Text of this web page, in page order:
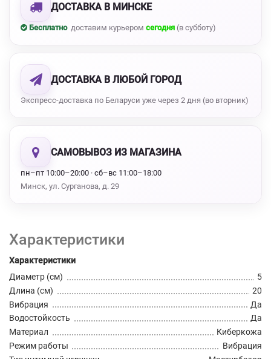
ДОСТАВКА В МИНСКЕ
Бесплатно доставим курьером сегодня (в субботу)
ДОСТАВКА В ЛЮБОЙ ГОРОД
Экспресс-доставка по Беларуси уже через 2 дня (во вторник)
САМОВЫВОЗ ИЗ МАГАЗИНА
пн–пт 10:00–20:00 · сб–вс 11:00–18:00
Минск, ул. Сурганова, д. 29
Характеристики
Характеристики
Диаметр (см)
5
Длина (см)
20
Вибрация
Да
Водостойкость
Да
Материал
Киберкожа
Режим работы
Вибрация